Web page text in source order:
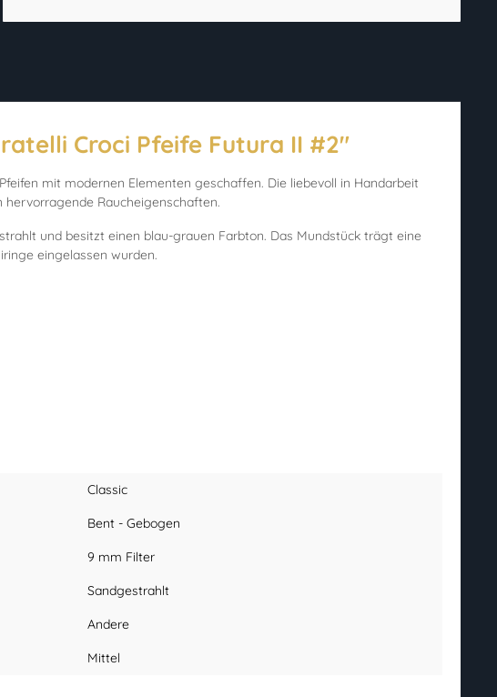
Croci Pfeife Futura II #2"
mit modernen Elementen geschaffen. Die liebevoll in Handarbeit
Raucheigenschaften.
und besitzt einen blau-grauen Farbton. Das Mundstück trägt eine
eingelassen wurden.
Classic
Bent - Gebogen
9 mm Filter
Sandgestrahlt
Andere
Mittel